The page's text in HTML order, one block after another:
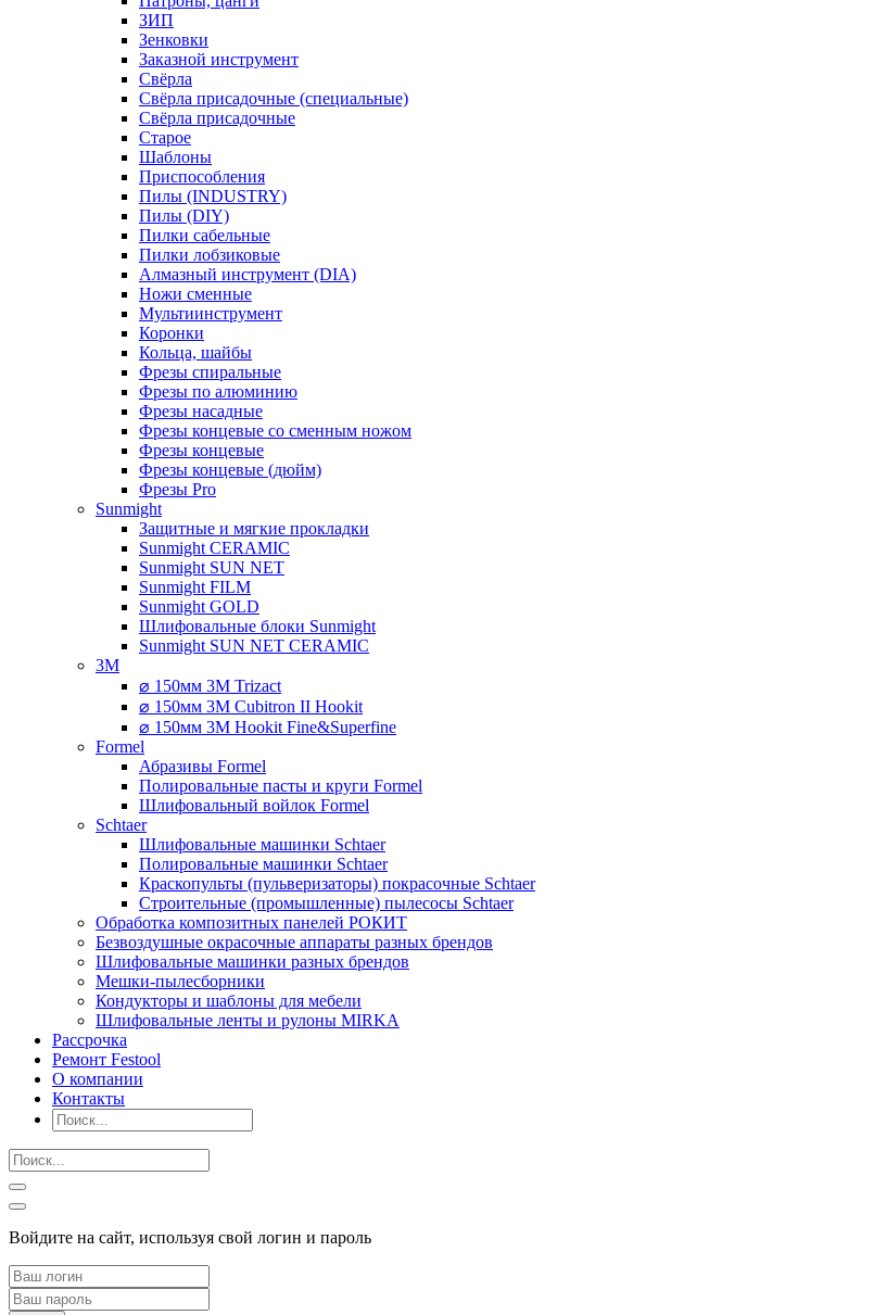
ЗИП
Зенковки
Заказной инструмент
Свёрла
Свёрла присадочные (специальные)
Свёрла присадочные
Старое
Шаблоны
Приспособления
Пилы (INDUSTRY)
Пилы (DIY)
Пилки сабельные
Пилки лобзиковые
Алмазный инструмент (DIA)
Ножи сменные
Мультиинструмент
Коронки
Кольца, шайбы
Фрезы спиральные
Фрезы по алюминию
Фрезы насадные
Фрезы концевые со сменным ножом
Фрезы концевые
Фрезы концевые (дюйм)
Фрезы Pro
Sunmight
Защитные и мягкие прокладки
Sunmight CERAMIC
Sunmight SUN NET
Sunmight FILM
Sunmight GOLD
Шлифовальные блоки Sunmight
Sunmight SUN NET CERAMIC
3M
⌀ 150мм 3M Trizact
⌀ 150мм 3M Cubitron II Hookit
⌀ 150мм 3M Hookit Fine&Superfine
Formel
Абразивы Formel
Полировальные пасты и круги Formel
Шлифовальный войлок Formel
Schtaer
Шлифовальные машинки Schtaer
Полировальные машинки Schtaer
Краскопульты (пульверизаторы) покрасочные Schtaer
Строительные (промышленные) пылесосы Schtaer
Обработка композитных панелей РОКИТ
Безвоздушные окрасочные аппараты разных брендов
Шлифовальные машинки разных брендов
Мешки-пылесборники
Кондукторы и шаблоны для мебели
Шлифовальные ленты и рулоны MIRKA
Рассрочка
Ремонт Festool
О компании
Контакты
Войдите на сайт, используя свой логин и пароль